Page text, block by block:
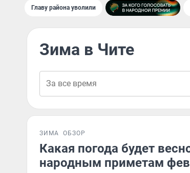
Главу района уволили
Зима в Чите
ЗИМА ОБЗОР
Какая погода будет
народным приметам